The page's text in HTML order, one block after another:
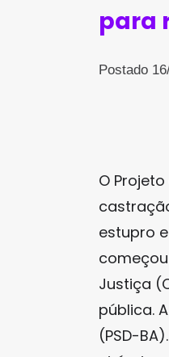
para
Postado
O
estupro
Justiça
pública.
(PSD-